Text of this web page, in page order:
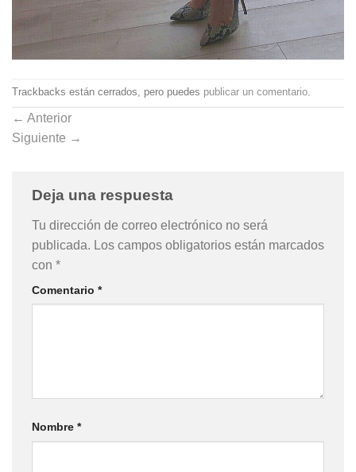
Trackbacks están cerrados, pero puedes publicar un comentario.
← Anterior
Siguiente →
Deja una respuesta
Tu dirección de correo electrónico no será
publicada. Los campos obligatorios están marcados
con *
Comentario *
Nombre *